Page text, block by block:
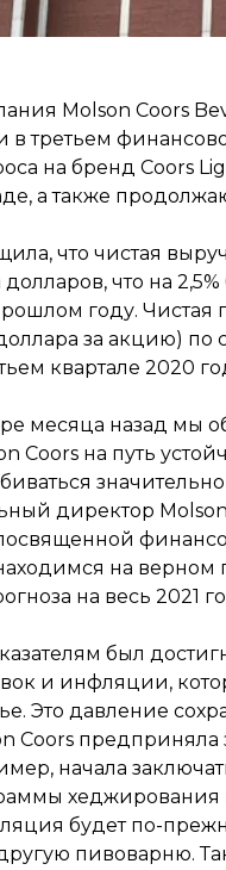
Molson Coors
третьем
на бренд Coors
а также
что чистая
что на
году. Чистая
за акцию) по
квартале 2020
месяца назад мы
Coors на путь
директор
на
на весь 2021
был
и инфляции,
Это давление
Coors
начала
будет по-
пивоварню.